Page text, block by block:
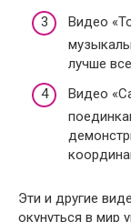
Видео
лучше
Видео
Эти и другие
окунуться в мир